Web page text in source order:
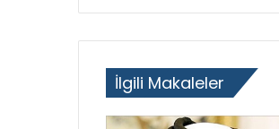
İlgili Makaleler